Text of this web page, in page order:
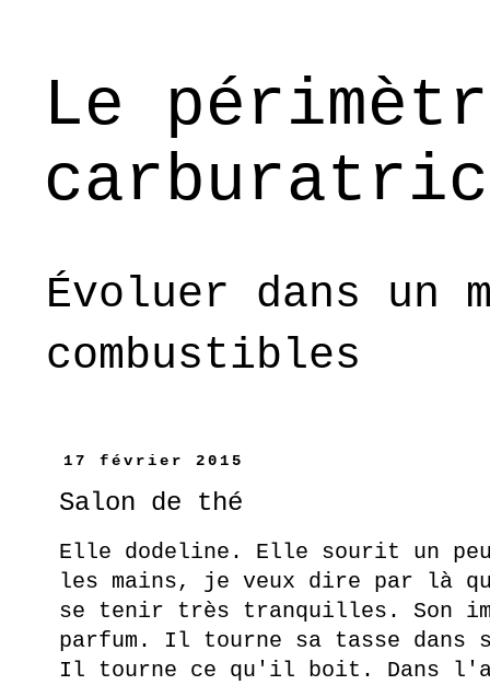
Le
Évoluer dans un
combustibles
17 février 2015
Salon de thé
Elle dodeline. Elle sourit un
les mains, je veux dire par là
se tenir très tranquilles. Son
parfum. Il tourne sa tasse dans
Il tourne ce qu'il boit. Dans